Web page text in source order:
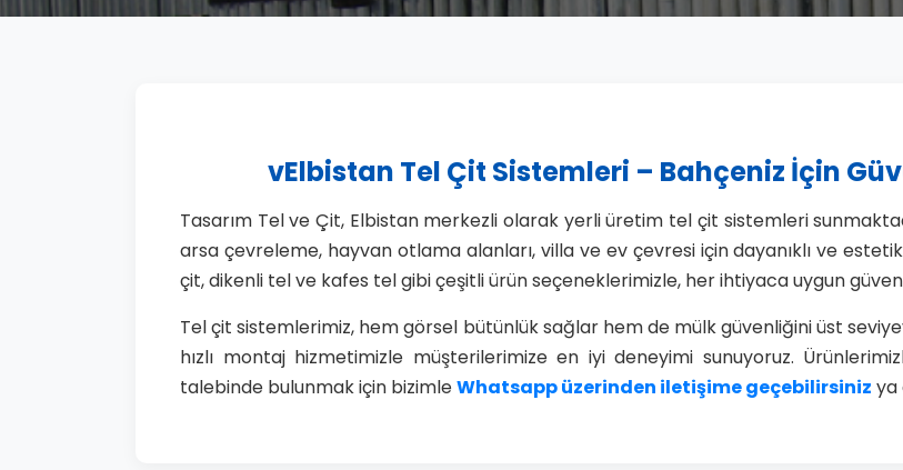
vElbistan Tel Çit Sistemleri – Bahçeniz İçin
Tasarım Tel ve Çit, Elbistan merkezli olarak yerli üretim tel çit sistemleri
arsa çevreleme, hayvan otlama alanları, villa ve ev çevresi için dayanıklı ve
çit, dikenli tel ve kafes tel gibi çeşitli ürün seçeneklerimizle, her ihtiyaca uygun
Tel çit sistemlerimiz, hem görsel bütünlük sağlar hem de mülk güvenliğini üst
hızlı montaj hizmetimizle müşterilerimize en iyi deneyimi sunuyoruz.
talebinde bulunmak için bizimleWhatsapp üzerinden iletişime geçebilirsiniz ya